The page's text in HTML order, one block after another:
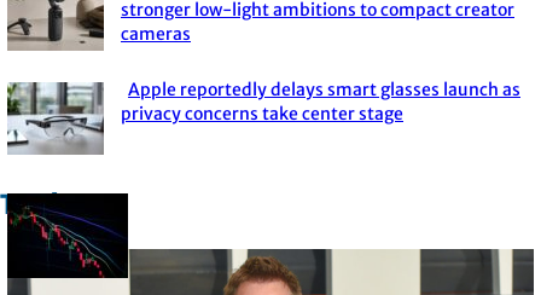
Section
Heading
stronger low-light ambitions to compact creator
cameras
Section
Apple reportedly delays smart glasses launch as
privacy concerns take center stage
Trade